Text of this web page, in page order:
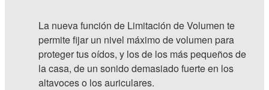
La nueva función de Limitación de Volumen te
permite fijar un nivel máximo de volumen para
proteger tus oídos, y los de los más pequeños de
la casa, de un sonido demasiado fuerte en los
altavoces o los auriculares.